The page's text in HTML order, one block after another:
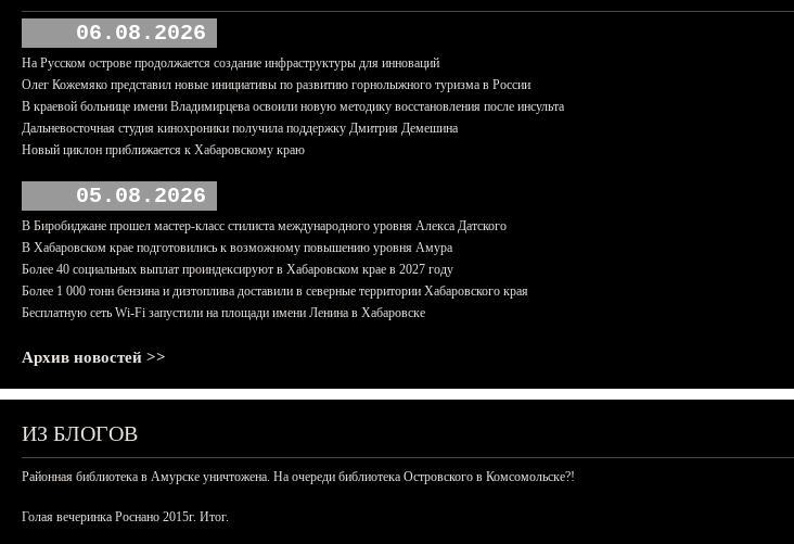
06.08.2026
На Русском острове продолжается создание инфраструктуры для инноваций
Олег Кожемяко представил новые инициативы по развитию горнолыжного туризма в России
В краевой больнице имени Владимирцева освоили новую методику восстановления после инсульта
Дальневосточная студия кинохроники получила поддержку Дмитрия Демешина
Новый циклон приближается к Хабаровскому краю
05.08.2026
В Биробиджане прошел мастер-класс стилиста международного уровня Алекса Датского
В Хабаровском крае подготовились к возможному повышению уровня Амура
Более 40 социальных выплат проиндексируют в Хабаровском крае в 2027 году
Более 1 000 тонн бензина и дизтоплива доставили в северные территории Хабаровского края
Бесплатную сеть Wi-Fi запустили на площади имени Ленина в Хабаровске
Архив новостей >>
ИЗ БЛОГОВ
Районная библиотека в Амурске уничтожена. На очереди библиотека Островского в Комсомольске?!
Голая вечеринка Роснано 2015г. Итог.